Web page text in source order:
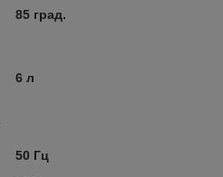
85 град.
6 л
50 Гц